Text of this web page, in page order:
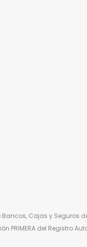
Bancos, Cajas y
PRIMERA del Registro